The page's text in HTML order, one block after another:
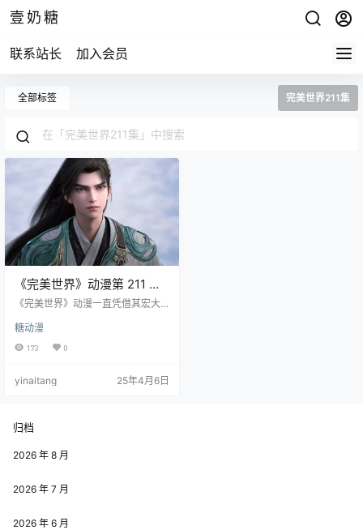
壹奶糖
联系站长 加入会员
全部标签 完美世界211集
《完美世界》动漫第 211 集
预告：石昊勇闯无人区，神
《完美世界》动漫一直凭借其宏大
众多粉丝，随着第 211 集预告的更
新，新的冒险篇章即将拉开帷幕，
人区 在最新预告中，男主石昊与妻
无人区堪称 “死亡之地”，诸多强者
踏入后便再无音信，失踪者不计其
其中藏有稀世珍宝，也不敢轻易…
糖动漫
173 0
yinaitang 25年4月6日
归档
2026 年 8 月
2026 年 7 月
2026 年 6 月